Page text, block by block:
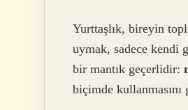
Yurttaşlık, bireyin
uymak, sadece kendi
bir mantık geçerlidir:
biçimde kullanmasını